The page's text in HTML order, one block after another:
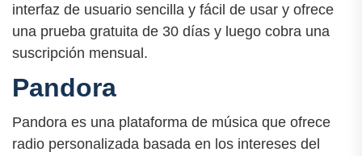
interfaz de usuario sencilla y fácil de usar y ofrece
una prueba gratuita de 30 días y luego cobra una
suscripción mensual.
Pandora
Pandora es una plataforma de música que ofrece
radio personalizada basada en los intereses del